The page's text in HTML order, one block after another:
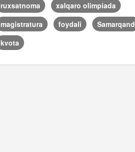
ruxsatnoma
xalqaro olimpiada
magistratura
foydali
Samarqand
kvota